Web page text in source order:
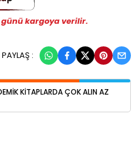
günü kargoya verilir.
PAYLAŞ :
KITAPLARDA ÇOK ALIN AZ